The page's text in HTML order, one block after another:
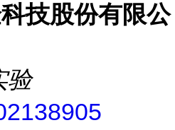
技股份有限公
验